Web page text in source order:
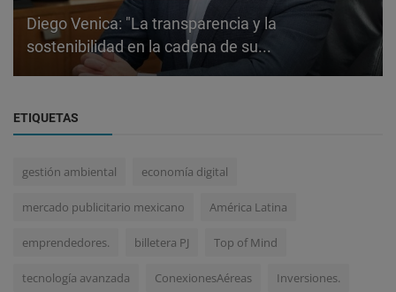
Diego Venica: "La transparencia y la
sostenibilidad en la cadena de su...
ETIQUETAS
gestión ambiental economía digital
mercado publicitario mexicano América Latina
emprendedores. billetera PJ Top of Mind
tecnología avanzada ConexionesAéreas Inversiones.